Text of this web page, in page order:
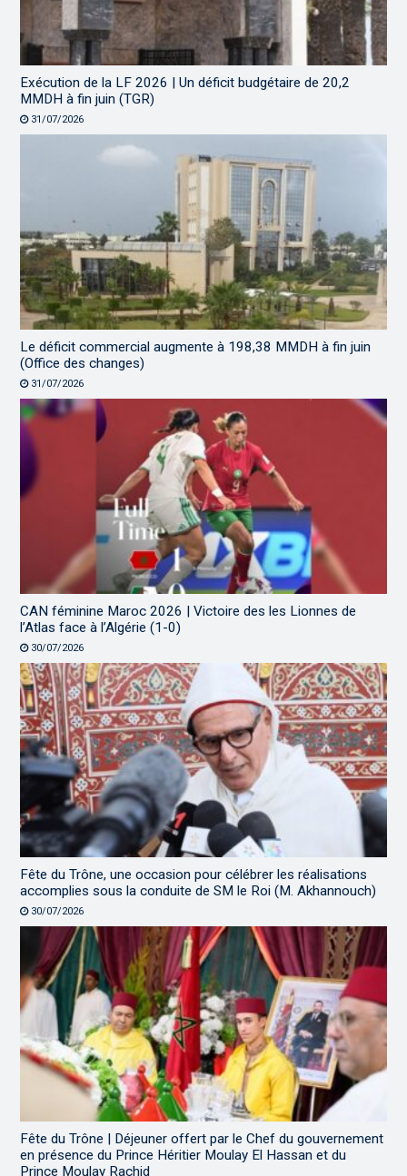
Exécution de la LF 2026 | Un déficit budgétaire de 20,2
MMDH à fin juin (TGR)
31/07/2026
Le déficit commercial augmente à 198,38 MMDH à fin juin
(Office des changes)
31/07/2026
CAN féminine Maroc 2026 | Victoire des les Lionnes de
l’Atlas face à l’Algérie (1-0)
30/07/2026
Fête du Trône, une occasion pour célébrer les réalisations
accomplies sous la conduite de SM le Roi (M. Akhannouch)
30/07/2026
Fête du Trône | Déjeuner offert par le Chef du gouvernement
en présence du Prince Héritier Moulay El Hassan et du
Prince Moulay Rachid